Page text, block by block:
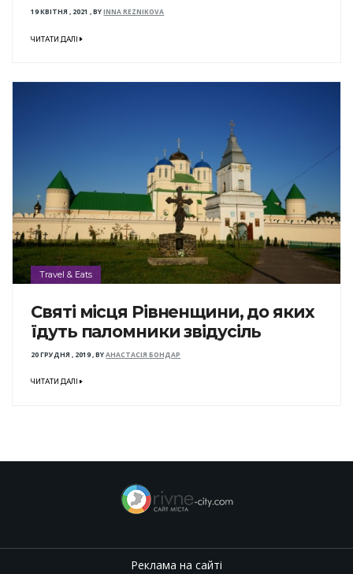
19 КВІТНЯ , 2021 ,BYINNA REZNIKOVA
ЧИТАТИ ДАЛІ
Travel & Eats
Святі місця Рівненщини, до яких
їдуть паломники звідусіль
20 ГРУДНЯ , 2019,BYАНАСТАСІЯ БОНДАР
ЧИТАТИ ДАЛІ
Реклама на сайті